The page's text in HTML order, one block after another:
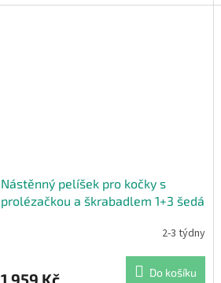
Nástěnný pelíšek pro kočky s
prolézačkou a škrabadlem 1+3 šedá
2-3 týdny
Do košíku